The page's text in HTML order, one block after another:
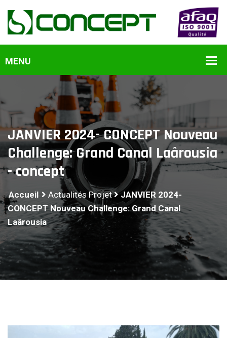
JANVIER 2024- CONCEPT Nouveau
Challenge: Grand Canal Laârousia
- concept
Accueil Actualités Projet
JANVIER 2024-
CONCEPT Nouveau Challenge: Grand Canal
Laârousia